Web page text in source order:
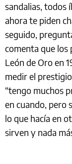
sandalias, todos
ahora te piden
seguido,
comenta que los
León de Oro en
medir el
“tengo muchos
en cuando, pero
lo que hacía en
sirven y nada